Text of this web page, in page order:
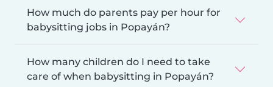
How much do parents pay per hour for
babysitting jobs in Popayán?
How many children do I need to take
care of when babysitting in Popayán?